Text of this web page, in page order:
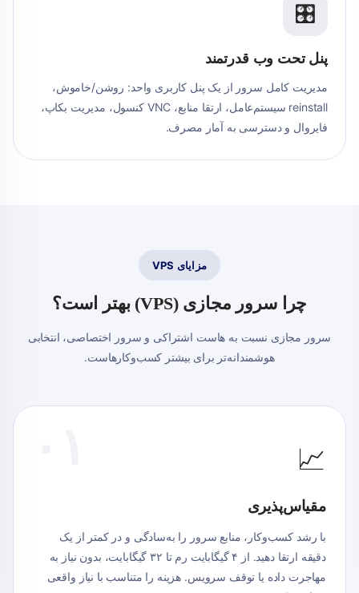
🎛️
پنل تحت وب قدرتمند
مدیریت کامل سرور از یک پنل کاربری واحد: روشن/خاموش،
reinstall سیستم‌عامل، ارتقا منابع، VNC کنسول، مدیریت بکاپ،
فایروال و دسترسی به آمار مصرف.
مزایای VPS
چرا سرور مجازی (VPS) بهتر است؟
سرور مجازی نسبت به هاست اشتراکی و سرور اختصاصی، انتخابی
هوشمندانه‌تر برای بیشتر کسب‌وکارهاست.
📈
مقیاس‌پذیری
با رشد کسب‌وکار، منابع سرور را به‌سادگی و در کمتر از یک
دقیقه ارتقا دهید. از ۴ گیگابایت رم تا ۳۲ گیگابایت، بدون نیاز به
مهاجرت داده یا توقف سرویس. هزینه را متناسب با نیاز واقعی